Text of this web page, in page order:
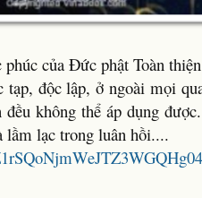
của Đức phật Toàn
độc lập, ở ngoài mọi
không thể áp dụng
lầm lạc trong luân hồi....